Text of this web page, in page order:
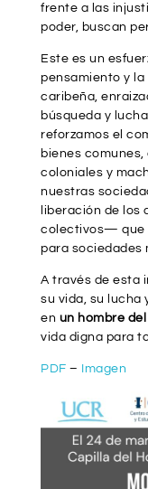
frente a las
poder, buscan
Este es un
pensamiento y
caribeña,
búsqueda y
reforzamos el
bienes
coloniales y
nuestras
liberación de
colectivos— que
para sociedades
A través de esta
su vida, su lucha
en un hombre
vida digna para
PDF – Imagen